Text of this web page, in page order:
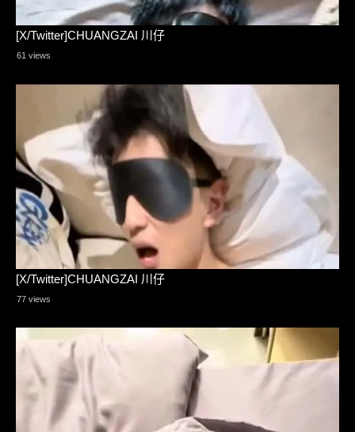
[X/Twitter]CHUANGZAI 川仔
61 views
[X/Twitter]CHUANGZAI 川仔
77 views